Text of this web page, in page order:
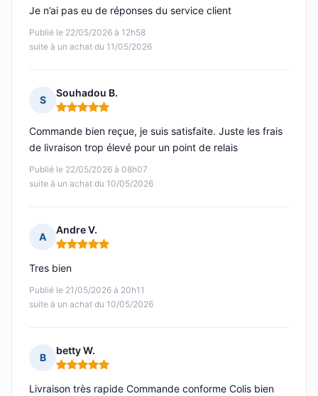
Publié le 22/05/2026 à 12h58
suite à un achat du 11/05/2026
Je n’ai pas eu de réponses du service client
S
Souhadou B.
Note : 5 sur 5
Publié le 22/05/2026 à 08h07
suite à un achat du 10/05/2026
Commande bien reçue, je suis satisfaite. Juste les frais
de livraison trop élevé pour un point de relais
A
Andre V.
Note : 5 sur 5
Publié le 21/05/2026 à 20h11
suite à un achat du 10/05/2026
Tres bien
B
betty W.
Note : 5 sur 5
Livraison très rapide Commande conforme Colis bien